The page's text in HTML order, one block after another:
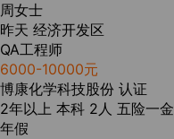
周女士
昨天 经济开发区
QA工程师
6000-10000元
博康化学科技股份 认证
2年以上 本科 2人 五险一金
年假